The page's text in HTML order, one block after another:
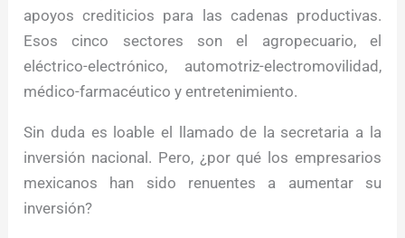
apoyos crediticios para las cadenas productivas.
Esos cinco sectores son el agropecuario, el
eléctrico-electrónico, automotriz-electromovilidad,
médico-farmacéutico y entretenimiento.
Sin duda es loable el llamado de la secretaria a la
inversión nacional. Pero, ¿por qué los empresarios
mexicanos han sido renuentes a aumentar su
inversión?